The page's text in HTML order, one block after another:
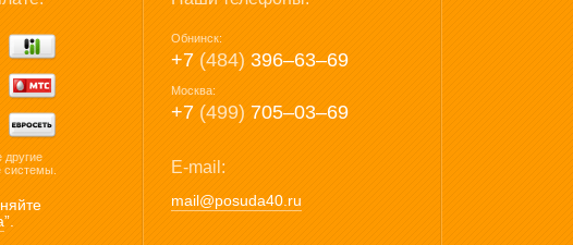
другие
системы.
”.
Обнинск:
+7 (484) 396‒63‒69
Москва:
+7 (499) 705‒03‒69
E-mail:
mail@posuda40.ru